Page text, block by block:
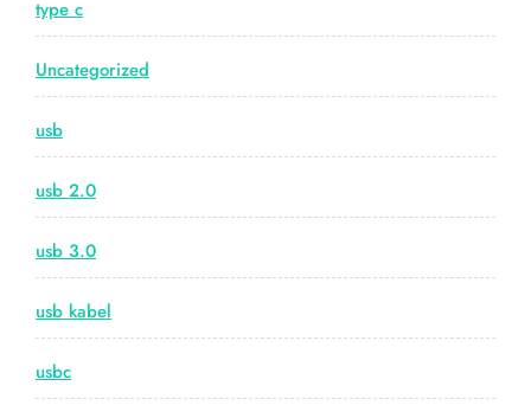
type c
Uncategorized
usb
usb 2.0
usb 3.0
usb kabel
usbc